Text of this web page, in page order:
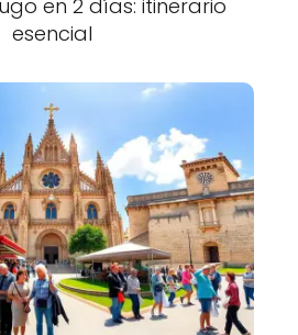
en 2 días: itinerario
esencial